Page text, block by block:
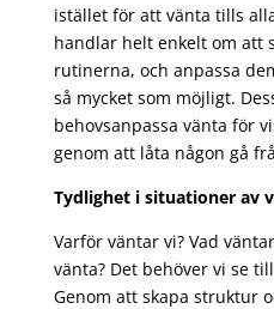
istället för att vänta tills
handlar helt enkelt om att
rutinerna, och anpassa
så mycket som möjligt.
behovsanpassa vänta för
genom att låta någon gå
Tydlighet i situationer av
Varför väntar vi? Vad
vänta? Det behöver vi se
Genom att skapa struktur